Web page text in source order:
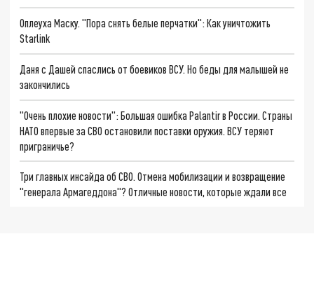
Оплеуха Маску. "Пора снять белые перчатки": Как уничтожить
Starlink
Даня с Дашей спаслись от боевиков ВСУ. Но беды для малышей не
закончились
"Очень плохие новости": Большая ошибка Palantir в России. Страны
НАТО впервые за СВО остановили поставки оружия. ВСУ теряют
приграничье?
Три главных инсайда об СВО. Отмена мобилизации и возвращение
"генерала Армагеддона"? Отличные новости, которые ждали все